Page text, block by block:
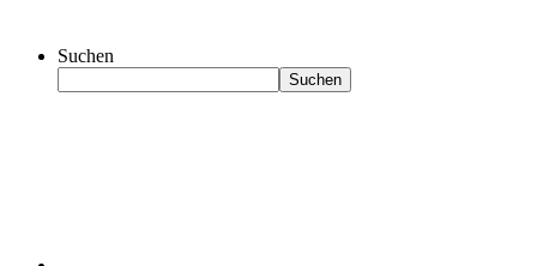
Suchen
Suchen